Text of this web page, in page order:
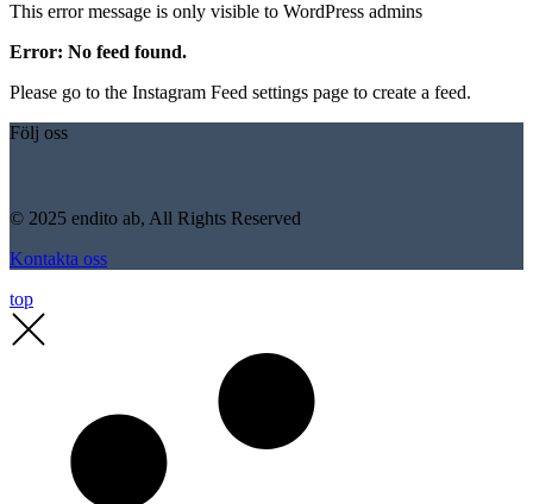
This error message is only visible to WordPress admins
Error: No feed found.
Please go to the Instagram Feed settings page to create a feed.
Följ oss
© 2025 endito ab, All Rights Reserved
Kontakta oss
top